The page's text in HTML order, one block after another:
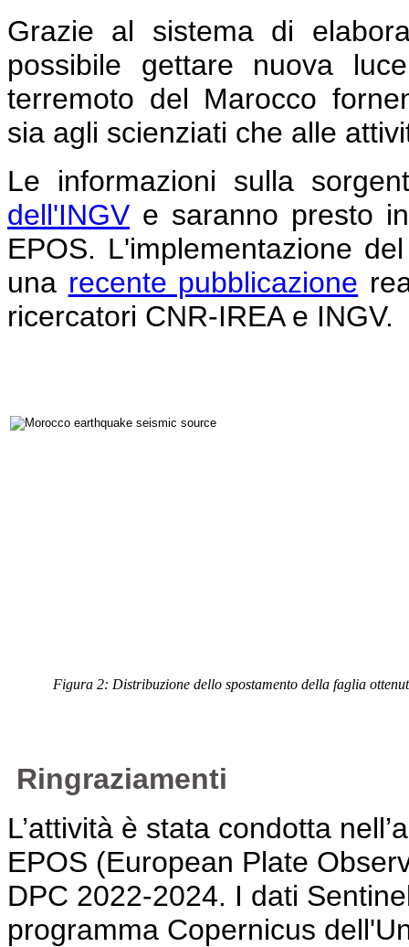
Grazie al sistema di
possibile gettare nuova
terremoto del Marocco
sia agli scienziati che alle
Le informazioni sulla
dell'INGV e saranno presto
EPOS. L'implementazione
una recente pubblicazione
ricercatori CNR-IREA e INGV.
Figura 2: Distribuzione dello spostamento della faglia
Ringraziamenti
L’attività è stata condotta
EPOS (European Plate
DPC 2022-2024. I dati
programma Copernicus